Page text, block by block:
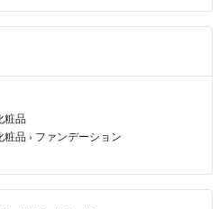
粧品
粧品 › ファンデーション